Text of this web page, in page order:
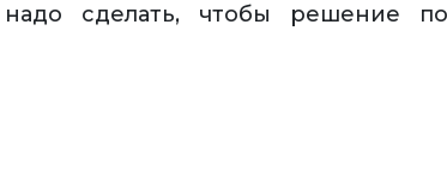
сделать, чтобы решение